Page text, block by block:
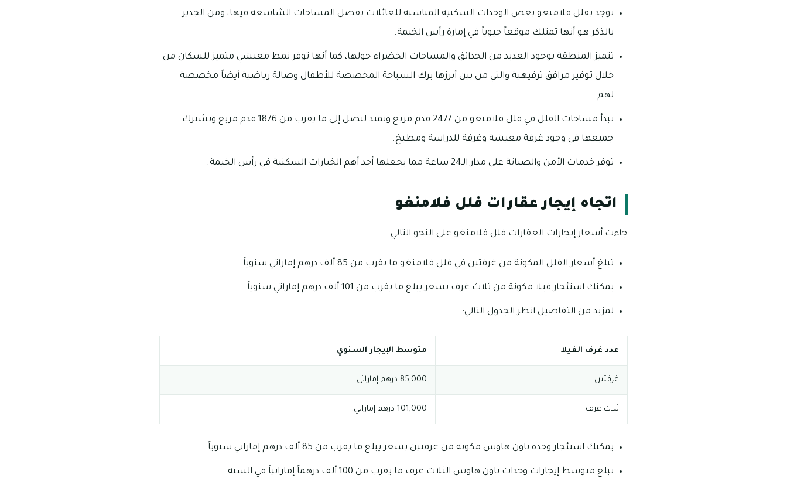
توجد بفلل فلامنغو بعض الوحدات السكنية المناسبة للعائلات بفضل المساحات الشاسعة فيها، ومن الجدير
بالذكر هو أنها تمتلك موقعاً حيوياً في إمارة رأس الخيمة.
تتميز المنطقة بوجود العديد من الحدائق والمساحات الخضراء حولها، كما أنها توفر نمط معيشي متميز للسكان من
خلال توفير مرافق ترفيهية والتي من بين أبرزها برك السباحة المخصصة للأطفال وصالة رياضية أيضاً مخصصة
لهم.
تبدأ مساحات الفلل في فلل فلامنغو من 2477 قدم مربع وتمتد لتصل إلى ما يقرب من 1876 قدم مربع وتشترك
جميعها في وجود غرفة معيشة وغرفة للدراسة ومطبخ.
توفر خدمات الأمن والصيانة على مدار الـ24 ساعة مما يجعلها أحد أهم الخيارات السكنية في رأس الخيمة.
اتجاه إيجار عقارات فلل فلامنغو
جاءت أسعار إيجارات العقارات فلل فلامنغو على النحو التالي:
تبلغ أسعار الفلل المكونة من غرفتين في فلل فلامنغو ما يقرب من 85 ألف درهم إماراتي سنوياً.
يمكنك استئجار فيلا مكونة من ثلاث غرف بسعر يبلغ ما يقرب من 101 ألف درهم إماراتي سنوياً.
لمزيد من التفاصيل انظر الجدول التالي:
عدد غرف الفيلا متوسط الإيجار السنوي
غرفتين 85,000 درهم إماراتي.
ثلاث غرف 101,000 درهم إماراتي.
يمكنك استئجار وحدة تاون هاوس مكونة من غرفتين بسعر يبلغ ما يقرب من 85 ألف درهم إماراتي سنوياً.
تبلغ متوسط إيجارات وحدات تاون هاوس الثلاث غرف ما يقرب من 100 ألف درهماً إماراتياً في السنة.